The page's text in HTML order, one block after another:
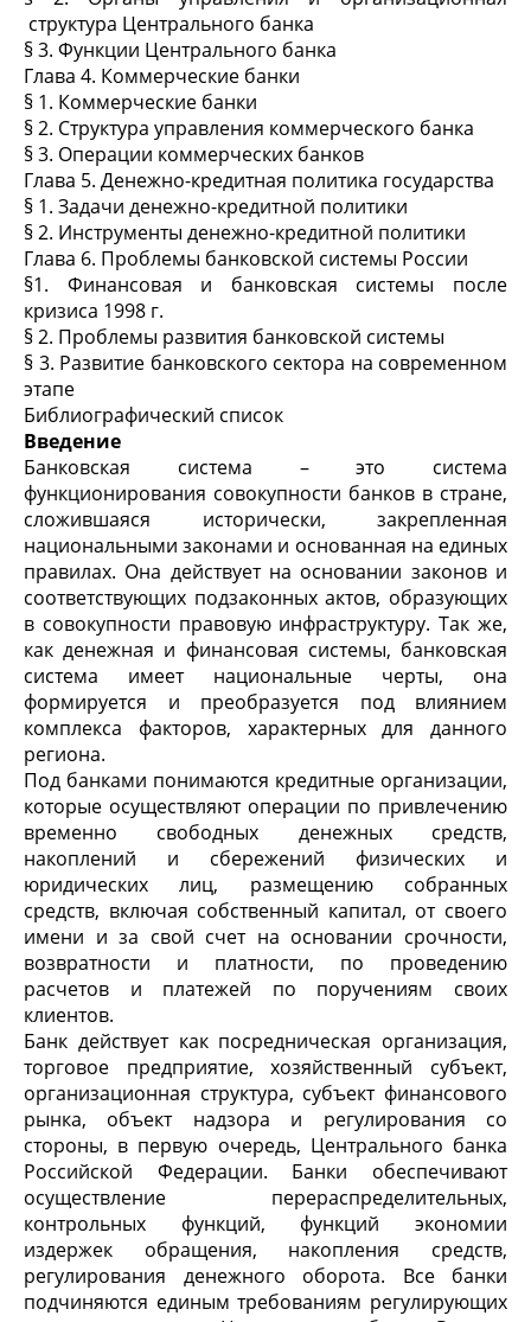
структура Центрального банка
§ 3. Функции Центрального банка
Глава 4. Коммерческие банки
§ 1. Коммерческие банки
§ 2. Структура управления коммерческого банка
§ 3. Операции коммерческих банков
Глава 5. Денежно-кредитная политика государства
§ 1. Задачи денежно-кредитной политики
§ 2. Инструменты денежно-кредитной политики
Глава 6. Проблемы банковской системы России
§1. Финансовая и банковская системы после
кризиса 1998 г.
§ 2. Проблемы развития банковской системы
§ 3. Развитие банковского сектора на современном
этапе
Библиографический список
Введение
Банковская система – это система
функционирования совокупности банков в стране,
сложившаяся исторически, закрепленная
национальными законами и основанная на единых
правилах. Она действует на основании законов и
соответствующих подзаконных актов, образующих
в совокупности правовую инфраструктуру. Так же,
как денежная и финансовая системы, банковская
система имеет национальные черты, она
формируется и преобразуется под влиянием
комплекса факторов, характерных для данного
региона.
Под банками понимаются кредитные организации,
которые осуществляют операции по привлечению
временно свободных денежных средств,
накоплений и сбережений физических и
юридических лиц, размещению собранных
средств, включая собственный капитал, от своего
имени и за свой счет на основании срочности,
возвратности и платности, по проведению
расчетов и платежей по поручениям своих
клиентов.
Банк действует как посредническая организация,
торговое предприятие, хозяйственный субъект,
организационная структура, субъект финансового
рынка, объект надзора и регулирования со
стороны, в первую очередь, Центрального банка
Российской Федерации. Банки обеспечивают
осуществление перераспределительных,
контрольных функций, функций экономии
издержек обращения, накопления средств,
регулирования денежного оборота. Все банки
подчиняются единым требованиям регулирующих